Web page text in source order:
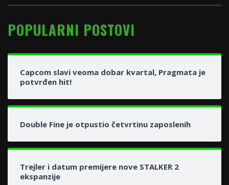
POPULARNI POSTOVI
Capcom slavi veoma dobar kvartal, Pragmata je
potvrđen hit!
Double Fine je otpustio četvrtinu zaposlenih
Trejler i datum premijere nove STALKER 2
ekspanzije